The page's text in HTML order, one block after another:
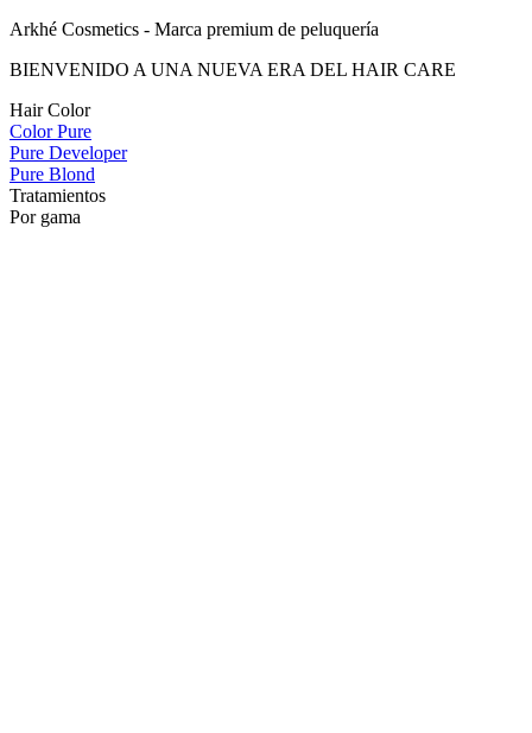
Arkhé Cosmetics - Marca premium de peluquería
BIENVENIDO A UNA NUEVA ERA DEL HAIR CARE
Hair Color
Color Pure
Pure Developer
Pure Blond
Tratamientos
Por gama